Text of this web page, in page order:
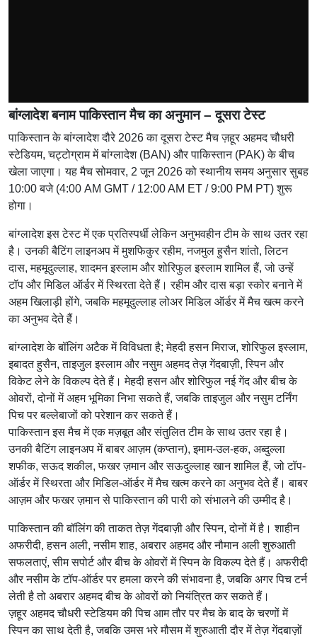
बांग्लादेश बनाम पाकिस्तान मैच का अनुमान – दूसरा टेस्ट
पाकिस्तान के बांग्लादेश दौरे 2026 का दूसरा टेस्ट मैच ज़हूर अहमद चौधरी
स्टेडियम, चट्टोग्राम में बांग्लादेश (BAN) और पाकिस्तान (PAK) के बीच
खेला जाएगा। यह मैच सोमवार, 2 जून 2026 को स्थानीय समय अनुसार सुबह
10:00 बजे (4:00 AM GMT / 12:00 AM ET / 9:00 PM PT) शुरू
होगा।
बांग्लादेश इस टेस्ट में एक प्रतिस्पर्धी लेकिन अनुभवहीन टीम के साथ उतर रहा
है। उनकी बैटिंग लाइनअप में मुशफिकुर रहीम, नजमुल हुसैन शांतो, लिटन
दास, महमूदुल्लाह, शादमन इस्लाम और शोरिफुल इस्लाम शामिल हैं, जो उन्हें
टॉप और मिडिल ऑर्डर में स्थिरता देते हैं। रहीम और दास बड़ा स्कोर बनाने में
अहम खिलाड़ी होंगे, जबकि महमूदुल्लाह लोअर मिडिल ऑर्डर में मैच खत्म करने
का अनुभव देते हैं।
बांग्लादेश के बॉलिंग अटैक में विविधता है; मेहदी हसन मिराज, शोरिफुल इस्लाम,
इबादत हुसैन, ताइजुल इस्लाम और नसुम अहमद तेज़ गेंदबाज़ी, स्पिन और
विकेट लेने के विकल्प देते हैं। मेहदी हसन और शोरिफुल नई गेंद और बीच के
ओवरों, दोनों में अहम भूमिका निभा सकते हैं, जबकि ताइजुल और नसुम टर्निंग
पिच पर बल्लेबाजों को परेशान कर सकते हैं।
पाकिस्तान इस मैच में एक मज़बूत और संतुलित टीम के साथ उतर रहा है।
उनकी बैटिंग लाइनअप में बाबर आज़म (कप्तान), इमाम-उल-हक, अब्दुल्ला
शफीक, सऊद शकील, फखर ज़मान और सऊदुल्लाह खान शामिल हैं, जो टॉप-
ऑर्डर में स्थिरता और मिडिल-ऑर्डर में मैच खत्म करने का अनुभव देते हैं। बाबर
आज़म और फखर ज़मान से पाकिस्तान की पारी को संभालने की उम्मीद है।
पाकिस्तान की बॉलिंग की ताकत तेज़ गेंदबाज़ी और स्पिन, दोनों में है। शाहीन
अफरीदी, हसन अली, नसीम शाह, अबरार अहमद और नौमान अली शुरुआती
सफलताएं, सीम सपोर्ट और बीच के ओवरों में स्पिन के विकल्प देते हैं। अफरीदी
और नसीम के टॉप-ऑर्डर पर हमला करने की संभावना है, जबकि अगर पिच टर्न
लेती है तो अबरार अहमद बीच के ओवरों को नियंत्रित कर सकते हैं।
ज़हूर अहमद चौधरी स्टेडियम की पिच आम तौर पर मैच के बाद के चरणों में
स्पिन का साथ देती है, जबकि उमस भरे मौसम में शुरुआती दौर में तेज़ गेंदबाज़ों